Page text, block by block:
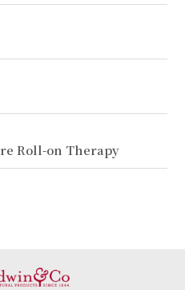
Roll-on Therapy